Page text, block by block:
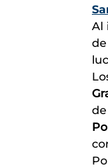
Al
de